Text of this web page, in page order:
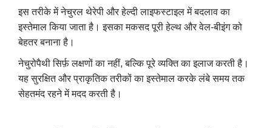
इस तरीके में नेचुरल थेरेपी और हेल्दी लाइफस्टाइल में बदलाव का
इस्तेमाल किया जाता है। इसका मकसद पूरी हेल्थ और वेल-बीइंग को
बेहतर बनाना है।
नेचुरोपैथी सिर्फ़ लक्षणों का नहीं, बल्कि पूरे व्यक्ति का इलाज करती है।
यह सुरक्षित और प्राकृतिक तरीकों का इस्तेमाल करके लंबे समय तक
सेहतमंद रहने में मदद करती है।